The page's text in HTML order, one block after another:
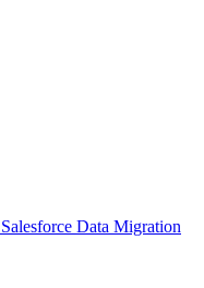
Salesforce Data Migration